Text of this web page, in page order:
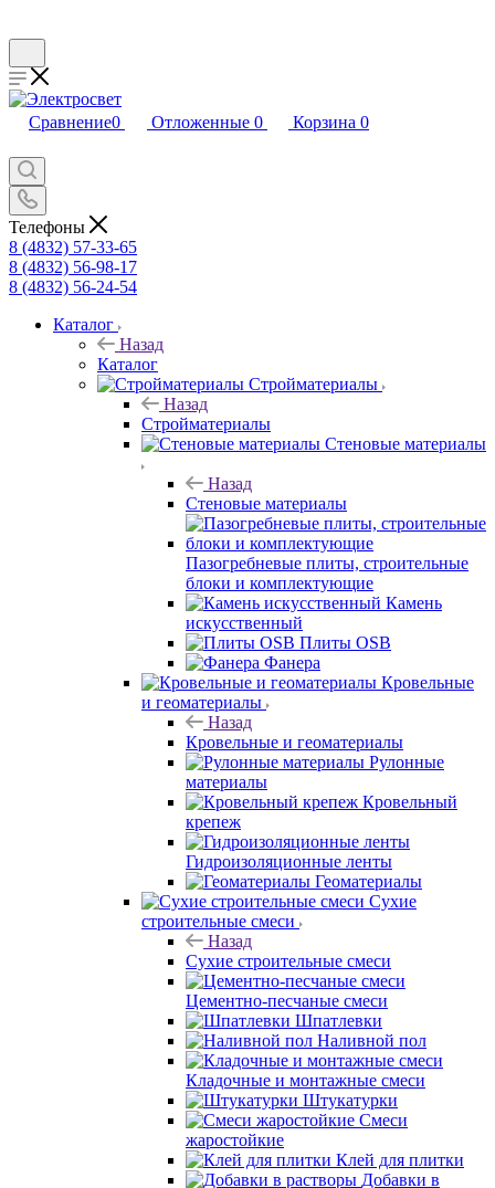
Сравнение0 Отложенные 0 Корзина 0
Телефоны
8 (4832) 57-33-65
8 (4832) 56-98-17
8 (4832) 56-24-54
Каталог
Назад
Каталог
Стройматериалы
Назад
Стройматериалы
Стеновые материалы
Назад
Стеновые материалы
Пазогребневые плиты, строительные
блоки и комплектующие
Камень
искусственный
Плиты OSB
Фанера
Кровельные
и геоматериалы
Назад
Кровельные и геоматериалы
Рулонные
материалы
Кровельный
крепеж
Гидроизоляционные ленты
Геоматериалы
Сухие
строительные смеси
Назад
Сухие строительные смеси
Цементно-песчаные смеси
Шпатлевки
Наливной пол
Кладочные и монтажные смеси
Штукатурки
Смеси
жаростойкие
Клей для плитки
Добавки в